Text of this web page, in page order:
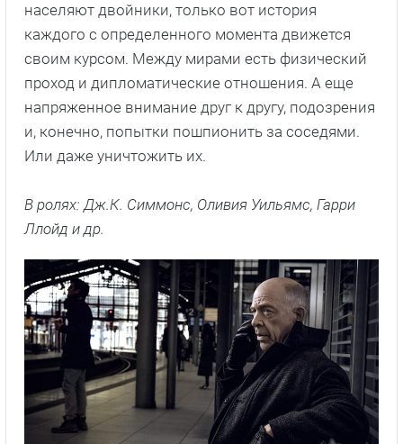
населяют двойники, только вот история
каждого с определенного момента движется
своим курсом. Между мирами есть физический
проход и дипломатические отношения. А еще
напряженное внимание друг к другу, подозрения
и, конечно, попытки пошпионить за соседями.
Или даже уничтожить их.
В ролях: Дж.К. Симмонс, Оливия Уильямс, Гарри
Ллойд и др.